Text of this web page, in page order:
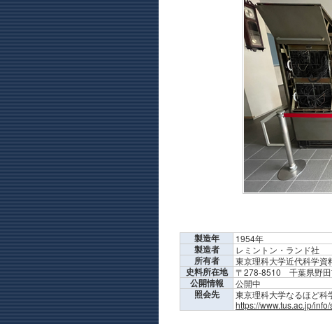
製造年 1954年
製造者 レミントン・ランド社
所有者 東京理科大学近代科学資
史料所在地 〒278-8510 千葉県野
公開情報 公開中
照会先
東京理科大学なるほど
https://www.tus.ac.jp/